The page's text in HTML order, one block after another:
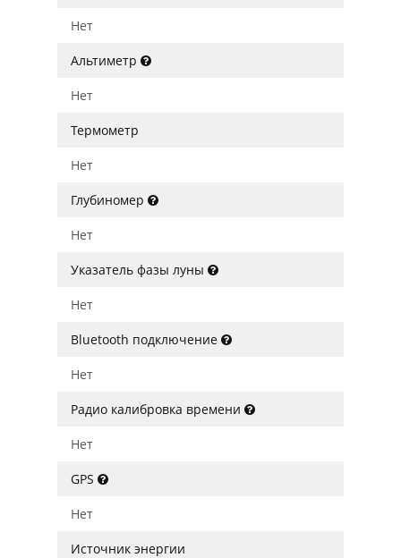
Нет
Альтиметр
Нет
Термометр
Нет
Глубиномер
Нет
Указатель фазы луны
Нет
Bluetooth подключение
Нет
Радио калибровка времени
Нет
GPS
Нет
Источник энергии